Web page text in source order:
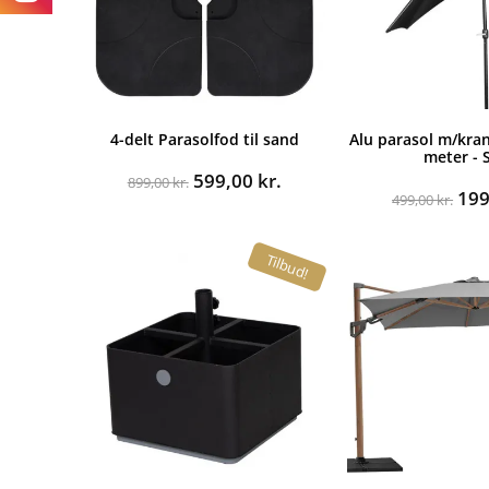
4-delt Parasolfod til sand
899,00kr. Den
899,00 kr..
599,00 kr.
er:
599,00 kr..
Alu parasol m/
meter -
499,00kr. Den
Tilbud!